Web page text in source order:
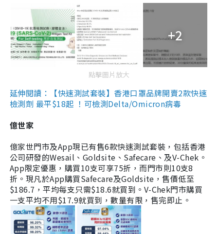
+2
點擊圖片放大
延伸閱讀：【快速測試套裝】香港口罩品牌開賣2款快速
檢測劑 最平$18起 ！可檢測Delta/Omicron病毒
億世家
億家世門市及App現已有售6款快速測試套裝，包括香港
公司研發的Wesail、Goldsite、Safecare、及V-Chek。
App限定優惠，購買10支可享75折，而門市則10支8
折。現凡於App購買Safecare及Goldsite，售價低至
$186.7，平均每支只需$18.6就買到。V-Chek門市購買
一支平均不用$17.9就買到，數量有限，售完即止。